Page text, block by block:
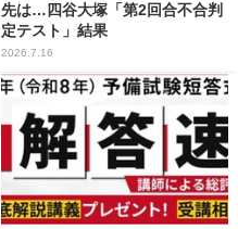
先は…四谷大塚「第2回合不合判
定テスト」結果
2026.7.16